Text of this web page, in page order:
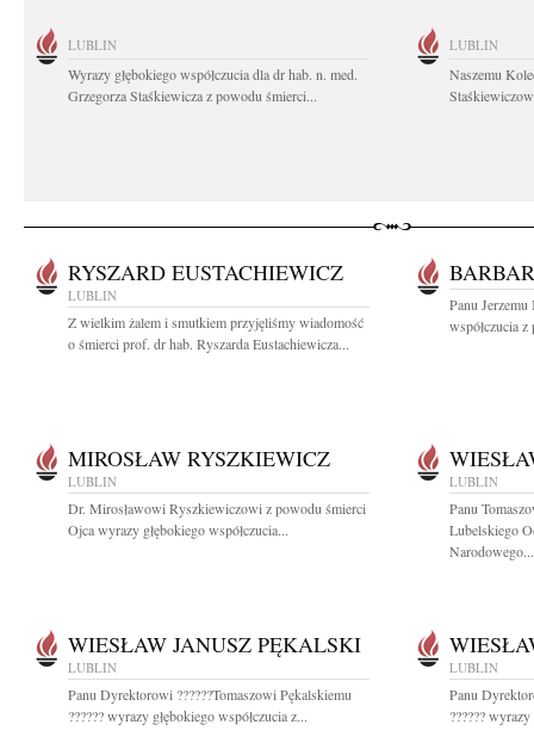
LUBLIN
Wyrazy głębokiego współczucia dla dr hab. n. med.
Grzegorza Staśkiewicza z powodu śmierci...
LUBLIN
Naszemu
RYSZARD EUSTACHIEWICZ
LUBLIN
Z wielkim żalem i smutkiem przyjęliśmy wiadomość
o śmierci prof. dr hab. Ryszarda Eustachiewicza...
Panu
współczucia
MIROSŁAW RYSZKIEWICZ
LUBLIN
Dr. Mirosławowi Ryszkiewiczowi z powodu śmierci
Ojca wyrazy głębokiego współczucia...
LUBLIN
Panu
Lubelskiego
Narodowego...
WIESŁAW JANUSZ PĘKALSKI
LUBLIN
Panu Dyrektorowi ??????Tomaszowi Pękalskiemu
?????? wyrazy głębokiego współczucia z...
LUBLIN
Panu
??????